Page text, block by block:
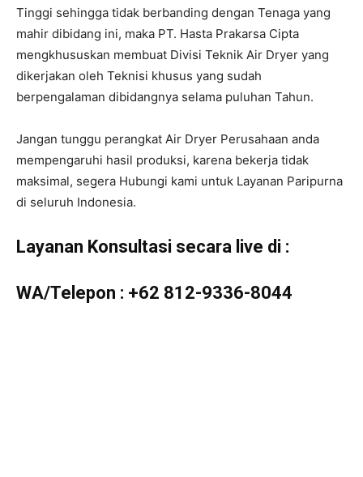
Tinggi sehingga tidak berbanding dengan Tenaga yang
mahir dibidang ini, maka PT. Hasta Prakarsa Cipta
mengkhususkan membuat Divisi Teknik Air Dryer yang
dikerjakan oleh Teknisi khusus yang sudah
berpengalaman dibidangnya selama puluhan Tahun.
Jangan tunggu perangkat Air Dryer Perusahaan anda
mempengaruhi hasil produksi, karena bekerja tidak
maksimal, segera Hubungi kami untuk Layanan Paripurna
di seluruh Indonesia.
Layanan Konsultasi secara live di :
WA/Telepon : +62 812-9336-8044